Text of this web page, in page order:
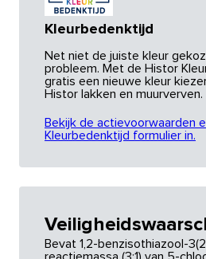
Kleurbedenktijd
Net niet de juiste kleur
probleem. Met de Histor
gratis een nieuwe kleur
Histor lakken en muurverven.
Bekijk de actievoorwaarden
Kleurbedenktijd formulier in.
Bevat 1,2-benzisothiazool-
reactiemassa (3:1) van 5-